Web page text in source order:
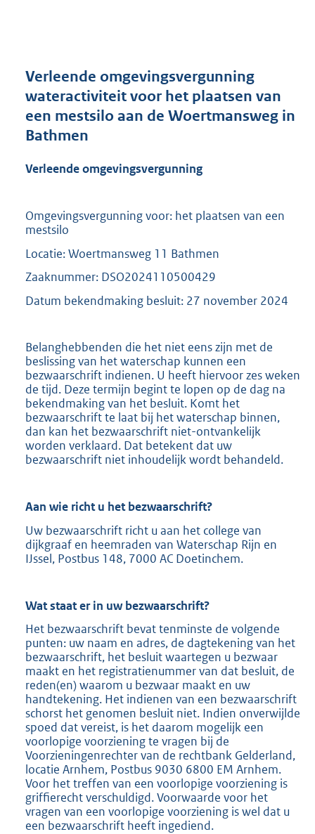
r
o
t
2
K
Verleende omgevingsvergunning
wateractiviteit voor het plaatsen van
een mestsilo aan de Woertmansweg in
Bathmen
Verleende omgevingsvergunning
Omgevingsvergunning voor: het plaatsen van een
mestsilo
Locatie: Woertmansweg 11 Bathmen
Zaaknummer: DSO2024110500429
Datum bekendmaking besluit: 27 november 2024
Belanghebbenden die het niet eens zijn met de
beslissing van het waterschap kunnen een
bezwaarschrift indienen. U heeft hiervoor zes weken
de tijd. Deze termijn begint te lopen op de dag na
bekendmaking van het besluit. Komt het
bezwaarschrift te laat bij het waterschap binnen,
dan kan het bezwaarschrift niet-ontvankelijk
worden verklaard. Dat betekent dat uw
bezwaarschrift niet inhoudelijk wordt behandeld.
Aan wie richt u het bezwaarschrift?
Uw bezwaarschrift richt u aan het college van
dijkgraaf en heemraden van Waterschap Rijn en
IJssel, Postbus 148, 7000 AC Doetinchem.
Wat staat er in uw bezwaarschrift?
Het bezwaarschrift bevat tenminste de volgende
punten: uw naam en adres, de dagtekening van het
bezwaarschrift, het besluit waartegen u bezwaar
maakt en het registratienummer van dat besluit, de
reden(en) waarom u bezwaar maakt en uw
handtekening. Het indienen van een bezwaarschrift
schorst het genomen besluit niet. Indien onverwijlde
spoed dat vereist, is het daarom mogelijk een
voorlopige voorziening te vragen bij de
Voorzieningenrechter van de rechtbank Gelderland,
locatie Arnhem, Postbus 9030 6800 EM Arnhem.
Voor het treffen van een voorlopige voorziening is
griffierecht verschuldigd. Voorwaarde voor het
vragen van een voorlopige voorziening is wel dat u
een bezwaarschrift heeft ingediend.